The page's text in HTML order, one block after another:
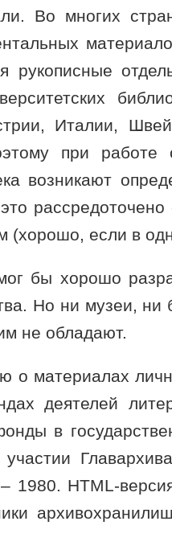
Во многих
рукописные
Италии,
при работе
возникают
(хорошо, если в
бы хорошо
Но ни музеи, ни
не обладают.
материалах
деятелей
в
участии
1980. HTML-